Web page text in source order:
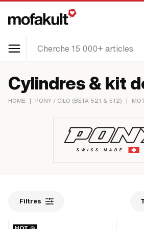
Cylindres & kit
HOME | PONY / CILO (BETA 521 & 512) |
Filtres